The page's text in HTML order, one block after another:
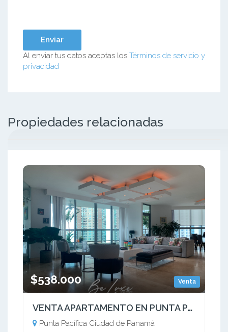
Al enviar tus datos aceptas los Términos de servicio y
privacidad
Propiedades relacionadas
Venta
$538.000
VENTA APARTAMENTO EN PUNTA PACIFICA PH OCEAN PARK(10)
Punta Pacífica Ciudad de Panamá